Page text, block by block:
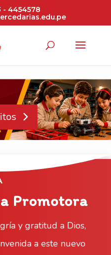
- 4454578
Promotora
y gratitud a Dios,
a este nuevo